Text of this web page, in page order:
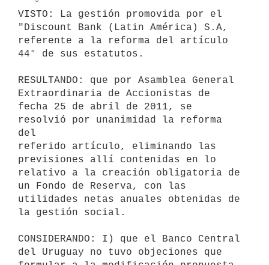
VISTO: La gestión promovida por el
"Discount Bank (Latin América) S.A,
referente a la reforma del artículo
44° de sus estatutos.
RESULTANDO: que por Asamblea General
Extraordinaria de Accionistas de
fecha 25 de abril de 2011, se
resolvió por unanimidad la reforma
del
referido artículo, eliminando las
previsiones allí contenidas en lo
relativo a la creación obligatoria de
un Fondo de Reserva, con las
utilidades netas anuales obtenidas de
la gestión social.
CONSIDERANDO: I) que el Banco Central
del Uruguay no tuvo objeciones que